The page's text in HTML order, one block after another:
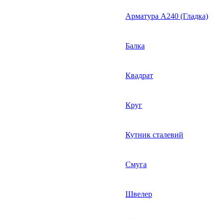
Арматура А240 (Гладка)
Балка
Квадрат
Круг
Кутник сталевий
Смуга
Швелер